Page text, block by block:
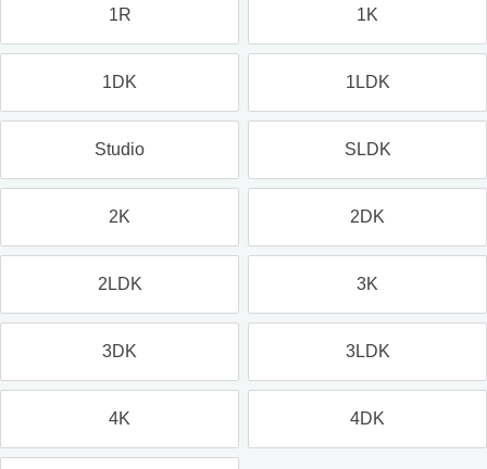
1R 1K
1DK 1LDK
Studio SLDK
2K 2DK
2LDK 3K
3DK 3LDK
4K 4DK